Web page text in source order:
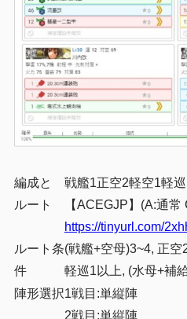
編成と
ルート
戦艦1正空2軽空1軽
【ACEGJP】(A:通
https://tinyurl.com/
ルート条
件
(戦艦+空母)3~4, 正空
軽巡1以上, (水母+補
陣形選択1戦目:単縦陣
2戦目:単縦陣